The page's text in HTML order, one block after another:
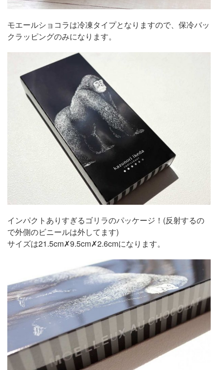
モエールショコラは冷凍タイプとなりますので、保冷バッ
クラッピングのみになります。
インパクトありすぎるゴリラのパッケージ！(反射するの
で外側のビニールは外してます)
サイズは21.5cm✗9.5cm✗2.6cmになります。